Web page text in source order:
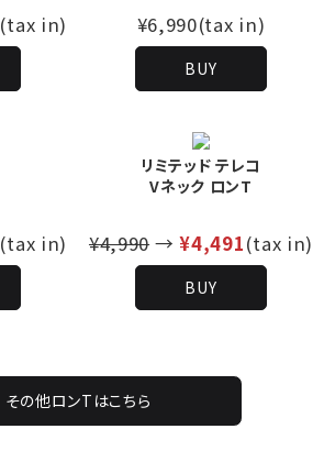
(tax in) ¥6,990(tax in)
BUY
(tax in)
リミテッド テレコ
Vネック ロンT
¥4,990→¥4,491(tax in)
BUY
その他ロンTはこちら